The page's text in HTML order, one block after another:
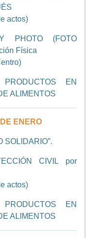
actos)
PHOTO (FOTO
Física
EN
ALIMENTOS
ENERO
SOLIDARIO”.
CIVIL por
actos)
EN
ALIMENTOS